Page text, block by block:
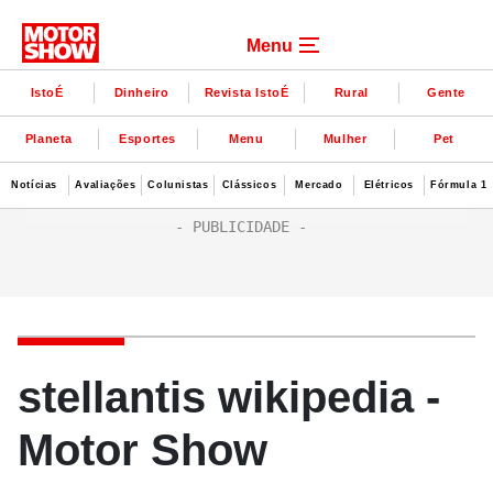
Menu
IstoÉ Dinheiro Revista IstoÉ Rural Gente
Planeta Esportes Menu Mulher Pet
Notícias Avaliações Colunistas Clássicos Mercado Elétricos Fórmula 1
stellantis wikipedia -
Motor Show